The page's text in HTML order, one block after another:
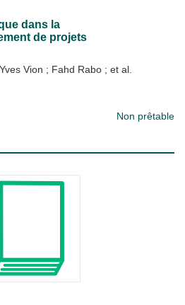
dans la
de projets
Vion ; Fahd Rabo ; et al.
Non prêtable